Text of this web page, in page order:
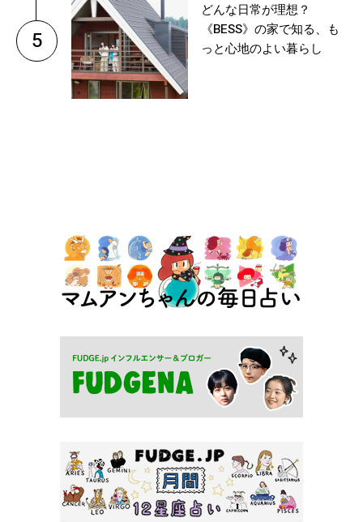
5
どんな日常が理想？
《BESS》の家で知る、も
っと心地のよい暮らし